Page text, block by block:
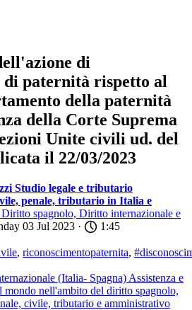
di
di paternità rispetto al
della paternità
della Corte Suprema
Unite civili ud. del
il 22/03/2023
Studio legale e tributario
penale, tributario in Italia e
spagnolo, Diritto internazionale e
03 Jul 2023 ·
1:45
, riconoscimentopaternita,
(Italia- Spagna) Assistenza e
mondo nell'ambito del diritto spagnolo,
civile, tributario e amministrativo